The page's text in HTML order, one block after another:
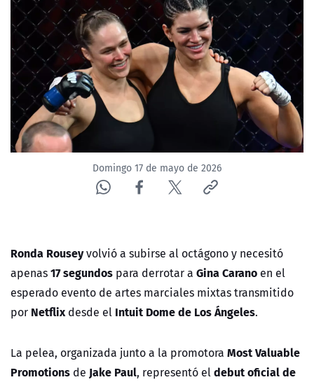
Domingo 17 de mayo de 2026
Ronda Rouseyvolvió a subirse al octágono y necesitó
apenas17 segundos para derrotar a Gina Carano en el
esperado evento de artes marciales mixtas transmitido
por Netflixdesde el Intuit Dome de Los Ángeles.
La pelea, organizada junto a la promotora Most Valuable
Promotions de Jake Paul, representó eldebut oficial de